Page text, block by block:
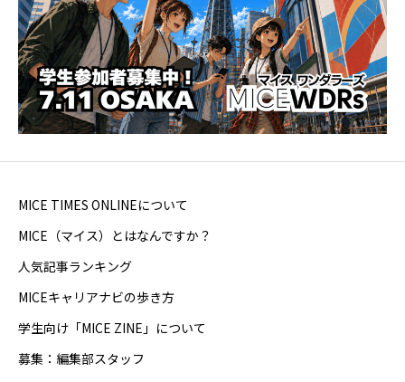
MICE TIMES ONLINEについて
MICE（マイス）とはなんですか？
人気記事ランキング
MICEキャリアナビの歩き方
学生向け「MICE ZINE」について
募集：編集部スタッフ